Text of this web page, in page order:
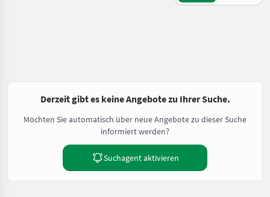
Derzeit gibt es keine Angebote zu Ihrer Suche.
Möchten Sie automatisch über neue Angebote zu dieser Suche
informiert werden?
Suchagent aktivieren